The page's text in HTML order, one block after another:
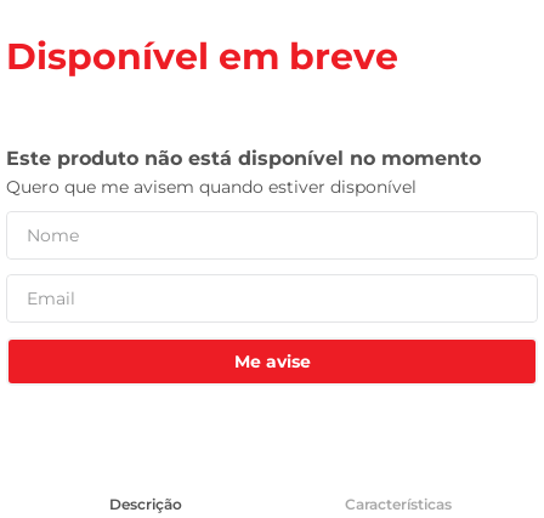
Disponível em breve
Me avise
Descrição Características
leite
celular